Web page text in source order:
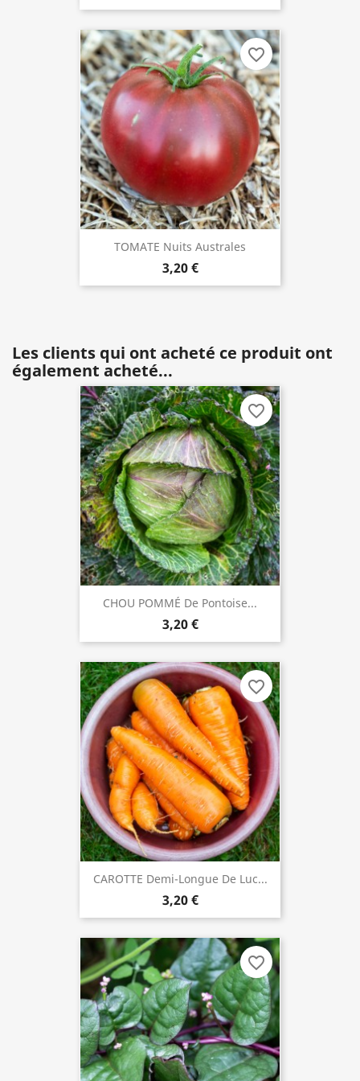
TOMATE Nuits Australes
3,20 €
favorite_border
Les clients qui ont acheté ce produit ont
également acheté...
CHOU POMMÉ De Pontoise...
3,20 €
favorite_border
CAROTTE Demi-Longue De Luc...
3,20 €
favorite_border
favorite_border